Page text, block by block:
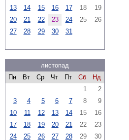
13
14 15 16 17 18
19
20
21 22 23 24 25
26
27
28 29 30 31
листопад
Пн
Вт Ср Чт Пт Сб
Нд
1
2
3
4 5 6 7 8
9
10
11 12 13 14 15
16
17
18 19 20 21 22
23
24
25 26 27 28 29 30